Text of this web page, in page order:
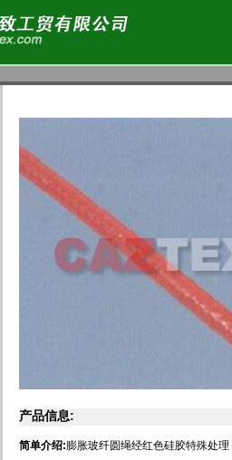
产品信息:
简单介绍:膨胀玻纤圆绳经红色硅胶特殊处